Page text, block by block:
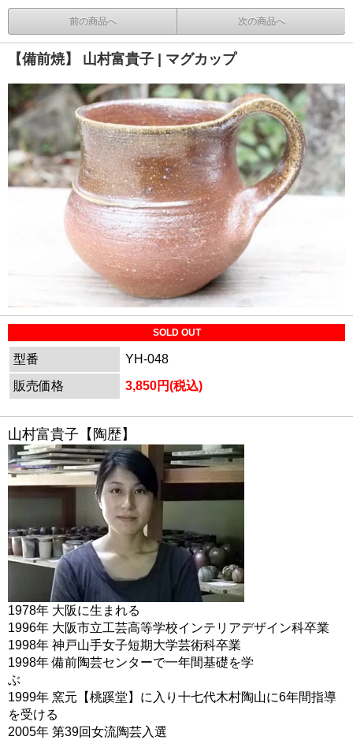
前の商品へ 次の商品へ
【備前焼】 山村富貴子 | マグカップ
SOLD OUT
型番
YH-048
販売価格
3,850円(税込)
山村富貴子【陶歴】
1978年 大阪に生まれる
1996年 大阪市立工芸高等学校インテリアデザイン科卒業
1998年 神戸山手女子短期大学芸術科卒業
1998年 備前陶芸センターで一年間基礎を学
ぶ
1999年 窯元【桃蹊堂】に入り十七代木村陶山に6年間指導
を受ける
2005年 第39回女流陶芸入選